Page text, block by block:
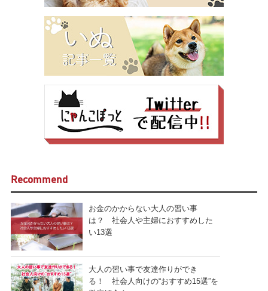
Recommend
お金のかからない大人の習い事
は？ 社会人や主婦におすすめした
い13選
大人の習い事で友達作りができ
る！ 社会人向けの“おすすめ15選”を